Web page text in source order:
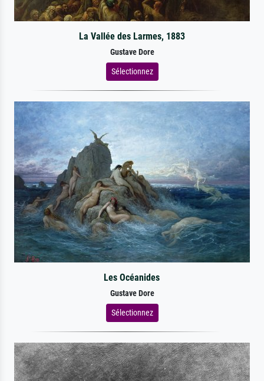
La Vallée des Larmes, 1883
Gustave Dore
Sélectionnez
Les Océanides
Gustave Dore
Sélectionnez